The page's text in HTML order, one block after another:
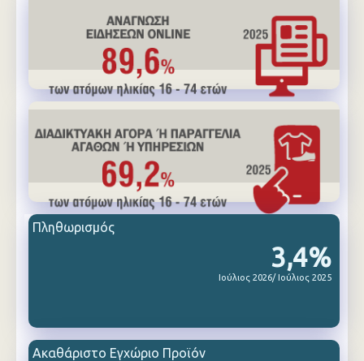
3,4%
Ιούλιος 2026/ Ιούλιος 2025
Πληθωρισμός
Ακαθάριστο Εγχώριο Προϊόν